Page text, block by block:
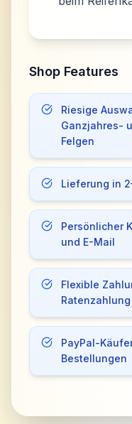
Shop Features
Riesige
Ganzjahres-
Felgen
Lieferung in
Persönlicher
und E-Mail
Flexible
Ratenzahlung
PayPal-
Bestellungen